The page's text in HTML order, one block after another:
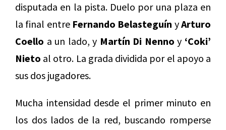
disputada en la pista. Duelo por una plaza en
la final entre Fernando Belasteguín yArturo
Coello a un lado, y Martín Di Nenno y ‘Coki’
Nieto al otro. La grada dividida por el apoyo a
sus dos jugadores.
Mucha intensidad desde el primer minuto en
los dos lados de la red, buscando romperse